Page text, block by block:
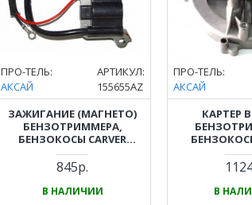
ПРО-ТЕЛЬ:
АКСАЙ
АРТИКУЛ:
155655AZ
ЗАЖИГАНИЕ (МАГНЕТО)
БЕНЗОТРИММЕРА,
БЕНЗОКОСЫ CARVER
(КАРВЕР) GBC-043, PBC-43,
GBC-052, PBC-52, GBC-052
PRO, GBC-062 PRO
845р.
В НАЛИЧИИ
ПРО-ТЕЛЬ:
АКСАЙ
КАРТЕР
БЕНЗОКОСЫ
(КАРВЕР) GBC-
В